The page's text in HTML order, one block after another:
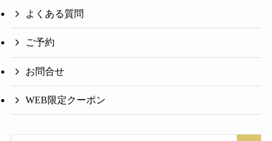
よくある質問
ご予約
お問合せ
WEB限定クーポン